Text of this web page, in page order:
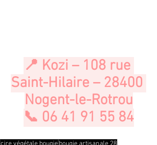
📍 Kozi – 108 rue
Saint-Hilaire – 28400
Nogent-le-Rotrou
📞 06 41 91 55 84